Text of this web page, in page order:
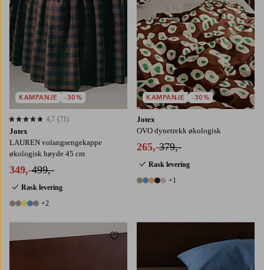
Jotex
LAUREN volangsengekappe
økologisk høyde 45 cm
349,-499,-
Rask levering
7 farger
+2
4,7 basert på 71 karaktergivninger
4,7 (71)
KAMPANJE -30%
Jotex
OVO dynetrekk økologisk
265,-379,-
Rask levering
6 farger
+1
KAMPANJE -30%
Legg til favoritter